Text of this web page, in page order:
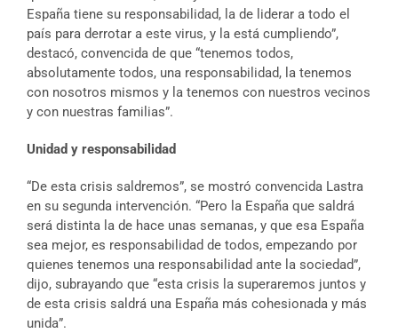
España tiene su responsabilidad, la de liderar a todo el
país para derrotar a este virus, y la está cumpliendo”,
destacó, convencida de que “tenemos todos,
absolutamente todos, una responsabilidad, la tenemos
con nosotros mismos y la tenemos con nuestros vecinos
y con nuestras familias”.
Unidad y responsabilidad
“De esta crisis saldremos”, se mostró convencida Lastra
en su segunda intervención. “Pero la España que saldrá
será distinta la de hace unas semanas, y que esa España
sea mejor, es responsabilidad de todos, empezando por
quienes tenemos una responsabilidad ante la sociedad”,
dijo, subrayando que “esta crisis la superaremos juntos y
de esta crisis saldrá una España más cohesionada y más
unida”.